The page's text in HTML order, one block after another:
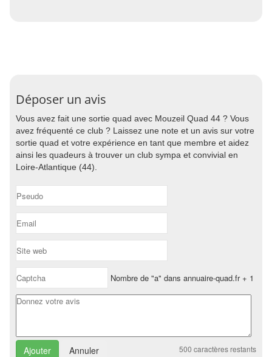
Déposer un avis
Vous avez fait une sortie quad avec Mouzeil Quad 44 ? Vous
avez fréquenté ce club ? Laissez une note et un avis sur votre
sortie quad et votre expérience en tant que membre et aidez
ainsi les quadeurs à trouver un club sympa et convivial en
Loire-Atlantique (44).
Nombre de "a" dans annuaire-quad.fr + 1
Annuler 500 caractères restants